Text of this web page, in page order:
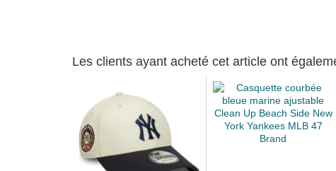
Les clients ayant acheté cet article ont